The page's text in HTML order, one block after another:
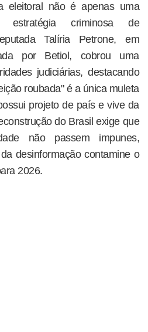
eleitoral não é apenas uma
criminosa de
Talíria Petrone, em
por Betiol, cobrou uma
judiciárias, destacando
roubada" é a única muleta
projeto de país e vive da
do Brasil exige que
não passem impunes,
desinformação contamine o
2026.